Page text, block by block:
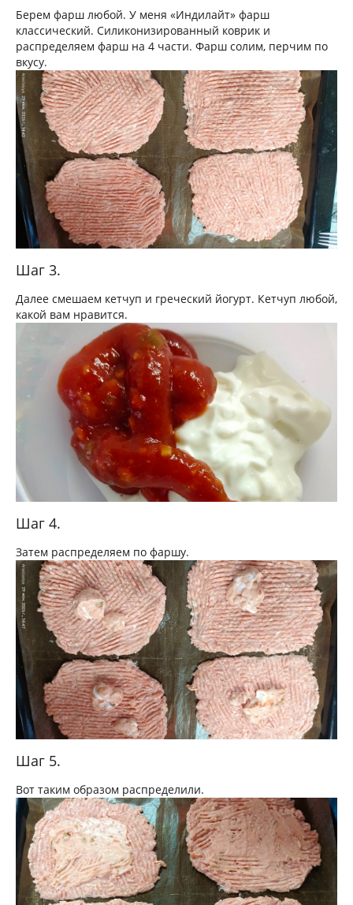
Берем фарш любой. У меня «Индилайт» фарш
классический. Силиконизированный коврик и
распределяем фарш на 4 части. Фарш солим, перчим по
вкусу.
Шаг 3.
Далее смешаем кетчуп и греческий йогурт. Кетчуп любой,
какой вам нравится.
Шаг 4.
Затем распределяем по фаршу.
Шаг 5.
Вот таким образом распределили.